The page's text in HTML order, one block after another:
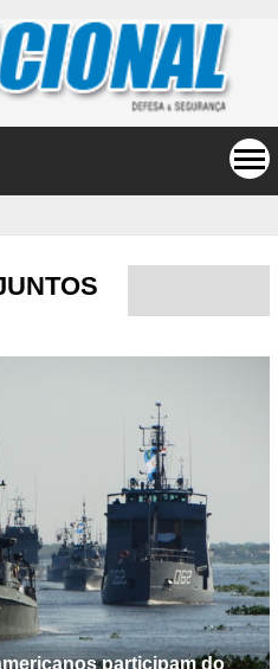
participam do